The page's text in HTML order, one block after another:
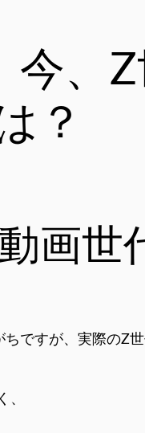
、
？
画世
ですが、実際の
、